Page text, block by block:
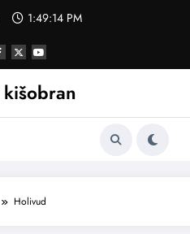
1:49:15 PM
Holivud